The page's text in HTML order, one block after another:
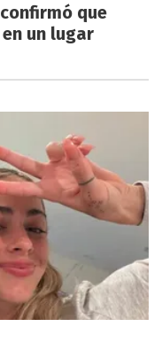
que
un lugar